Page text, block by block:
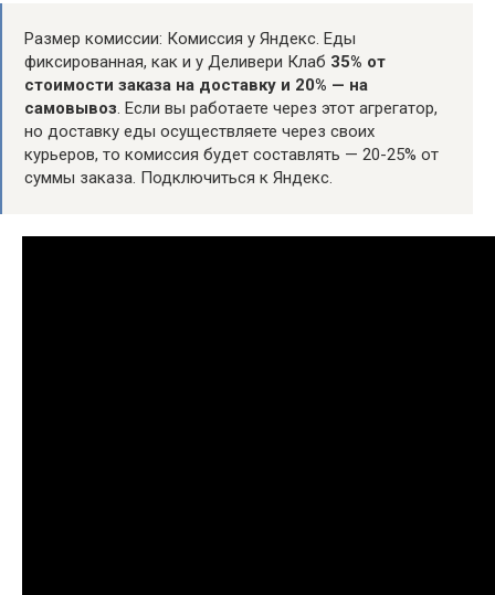
Размер комиссии: Комиссия у Яндекс. Еды
фиксированная, как и у Деливери Клаб 35% от
стоимости заказа на доставку и 20% — на
самовывоз. Если вы работаете через этот агрегатор,
но доставку еды осуществляете через своих
курьеров, то комиссия будет составлять — 20-25% от
суммы заказа. Подключиться к Яндекс.